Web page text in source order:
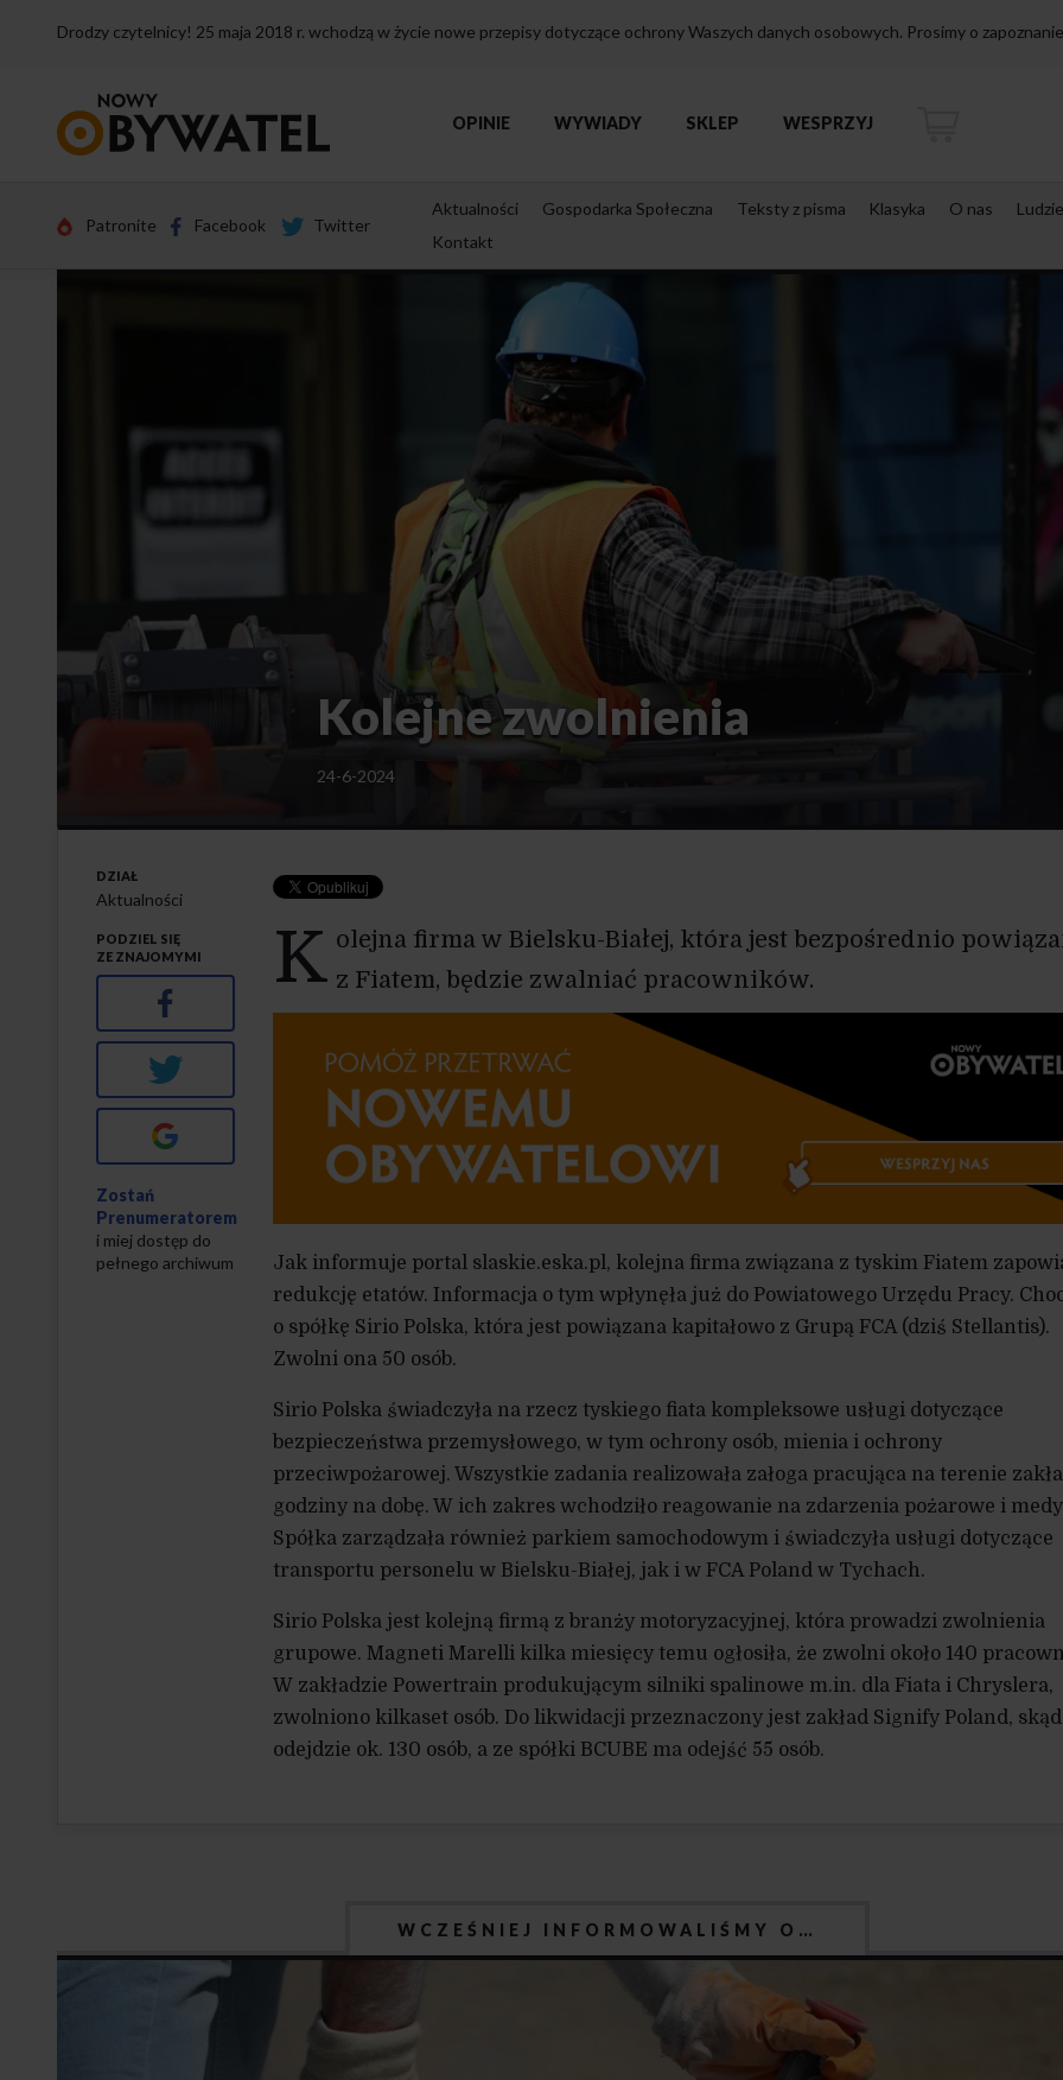
Drodzy czytelnicy! 25 maja 2018 r. wchodzą w życie nowe przepisy dotyczące ochrony Waszych danych osobowych. Prosimy o
strony
OPINIE WYWIADY SKLEP WESPRZYJ
Patronite Facebook Twitter
Aktualności Gospodarka Społeczna Teksty z pisma Klasyka O nas
Ludzie
Kontakt
Kolejne zwolnienia
24-6-2024
K olejna firma w Bielsku-Białej, która jest bezpośrednio
z Fiatem, będzie zwalniać pracowników.
Jak informuje portal slaskie.eska.pl, kolejna firma związana z tyskim Fiatem
redukcję etatów. Informacja o tym wpłynęła już do Powiatowego Urzędu Pracy.
o spółkę Sirio Polska, która jest powiązana kapitałowo z Grupą FCA (dziś Stellantis).
Zwolni ona 50 osób.
Sirio Polska świadczyła na rzecz tyskiego fiata kompleksowe usługi dotyczące
bezpieczeństwa przemysłowego, w tym ochrony osób, mienia i ochrony
przeciwpożarowej. Wszystkie zadania realizowała załoga pracująca na terenie
godziny na dobę. W ich zakres wchodziło reagowanie na zdarzenia pożarowe i
Spółka zarządzała również parkiem samochodowym i świadczyła usługi dotyczące
transportu personelu w Bielsku-Białej, jak i w FCA Poland w Tychach.
Sirio Polska jest kolejną firmą z branży motoryzacyjnej, która prowadzi zwolnienia
grupowe. Magneti Marelli kilka miesięcy temu ogłosiła, że zwolni około 140
W zakładzie Powertrain produkującym silniki spalinowe m.in. dla Fiata i Chryslera,
zwolniono kilkaset osób. Do likwidacji przeznaczony jest zakład Signify Poland, skąd
odejdzie ok. 130 osób, a ze spółki BCUBE ma odejść 55 osób.
DZIAŁ
Aktualności
PODZIEL SIĘ
ZE ZNAJOMYMI
Facebook
Twitter
Zostań
Prenumeratorem
i miej dostęp do
pełnego archiwum
WCZEŚNIEJ INFORMOWALIŚMY O…